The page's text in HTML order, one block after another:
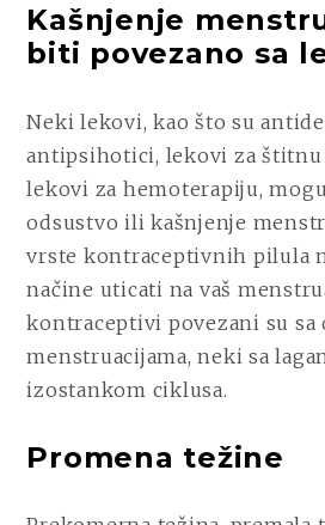
Kašnjenje
biti povezano sa
Neki lekovi, kao što su
antipsihotici, lekovi za
lekovi za hemoterapiju,
odsustvo ili kašnjenje
vrste kontraceptivnih pilula
načine uticati na vaš
kontraceptivi povezani su sa
menstruacijama, neki sa
izostankom ciklusa.
Promena težine